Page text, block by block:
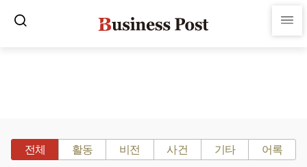
전체 활동 비전 사건 기타 어록